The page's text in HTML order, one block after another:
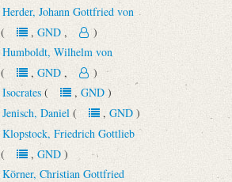
Herder, Johann Gottfried von
(, GND, )
Humboldt, Wilhelm von
(, GND, )
Isocrates (, GND)
Jenisch, Daniel (, GND)
Klopstock, Friedrich Gottlieb
(, GND)
Körner, Christian Gottfried